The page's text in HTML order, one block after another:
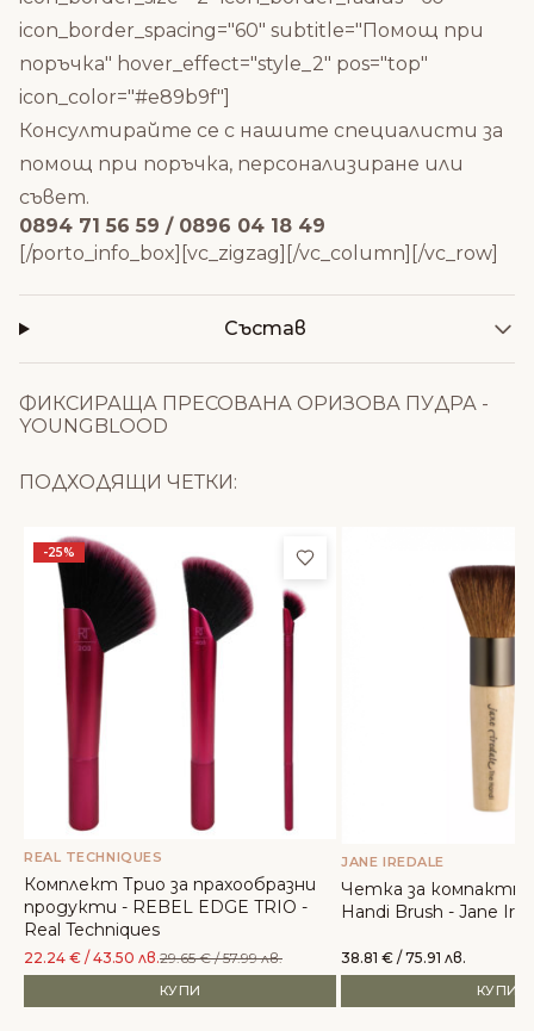
icon_border_spacing="60" subtitle="Помощ при
поръчка" hover_effect="style_2" pos="top"
icon_color="#e89b9f"]
Консултирайте се с нашите специалисти за
помощ при поръчка, персонализиране или
съвет.
0894 71 56 59 / 0896 04 18 49
[/porto_info_box][vc_zigzag][/vc_column][/vc_row]
Състав
ФИКСИРАЩА ПРЕСОВАНА ОРИЗОВА ПУДРА -
YOUNGBLOOD
ПОДХОДЯЩИ ЧЕТКИ:
-25% Добави в любими
REAL TECHNIQUES
Комплект Трио за прахообразни
продукти - REBEL EDGE TRIO -
Real Techniques
22.24 € / 43.50 лв.29.65€/ 57.99 лв.
КУПИ
JANE IREDALE
Четка за компактни
Handi Brush - Jane
38.81€ / 75.91 лв.
КУПИ